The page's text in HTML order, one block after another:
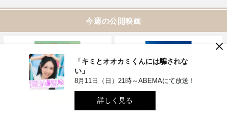
今週の公開映画
×
「キミとオオカミくんには騙されな
い」
8月11日（日）21時～ABEMAにて放送！
詳しく見る